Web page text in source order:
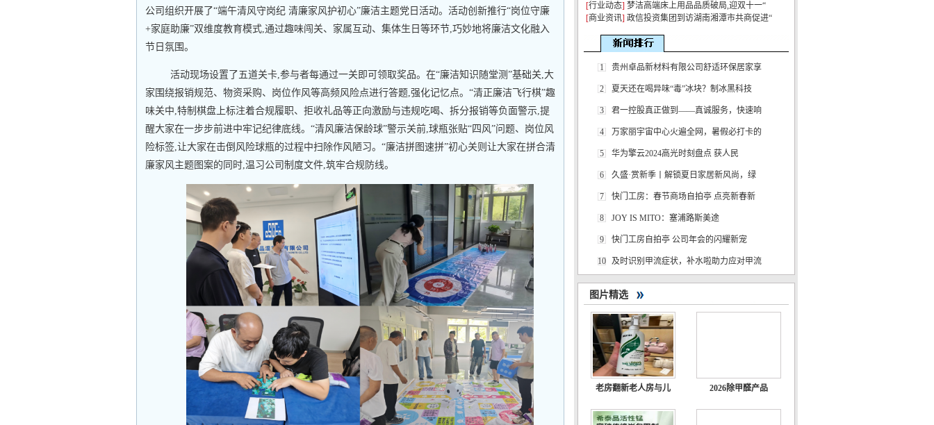
公司组织开展了“端午清风守岗纪 清廉家风护初心”廉洁主题党日活动。活动创新推行“岗位守廉
+家庭助廉”双维度教育模式,通过趣味闯关、家属互动、集体生日等环节,巧妙地将廉洁文化融入
节日氛围。
活动现场设置了五道关卡,参与者每通过一关即可领取奖品。在“廉洁知识随堂测”基础关,大
家围绕报销规范、物资采购、岗位作风等高频风险点进行答题,强化记忆点。“清正廉洁飞行棋”趣
味关中,特制棋盘上标注着合规履职、拒收礼品等正向激励与违规吃喝、拆分报销等负面警示,提
醒大家在一步步前进中牢记纪律底线。“清风廉洁保龄球”警示关前,球瓶张贴“四风”问题、岗位风
险标签,让大家在击倒风险球瓶的过程中扫除作风陋习。“廉洁拼图速拼”初心关则让大家在拼合清
廉家风主题图案的同时,温习公司制度文件,筑牢合规防线。
[行业动态] 梦洁高端床上用品品质破局,迎双十一“
[商业资讯] 政信投资集团到访湖南湘潭市共商促进“
1 贵州卓品新材料有限公司舒适环保居家享
2 夏天还在喝异味“毒”冰块？制冰黑科技
3 君一控股真正做到——真诚服务，快速响
4 万家丽宇宙中心火遍全网，暑假必打卡的
5 华为擎云2024高光时刻盘点 获人民
6 久盛·赏新季丨解锁夏日家居新风尚，绿
7 快门工房：春节商场自拍亭 点亮新春新
8 JOY IS MITO：塞浦路斯美途
9 快门工房自拍亭 公司年会的闪耀新宠
10 及时识别甲流症状，补水啦助力应对甲流
图片精选
老房翻新老人房与儿 2026除甲醛产品